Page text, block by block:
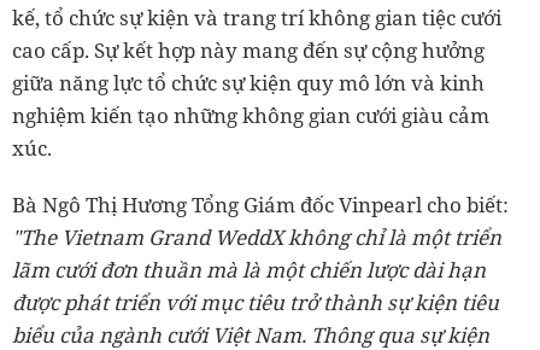
kế, tổ chức sự kiện và trang trí không gian tiệc cưới
cao cấp. Sự kết hợp này mang đến sự cộng hưởng
giữa năng lực tổ chức sự kiện quy mô lớn và kinh
nghiệm kiến tạo những không gian cưới giàu cảm
xúc.
Bà Ngô Thị Hương Tổng Giám đốc Vinpearl cho biết:
"The Vietnam Grand WeddX không chỉ là một triển
lãm cưới đơn thuần mà là một chiến lược dài hạn
được phát triển với mục tiêu trở thành sự kiện tiêu
biểu của ngành cưới Việt Nam. Thông qua sự kiện